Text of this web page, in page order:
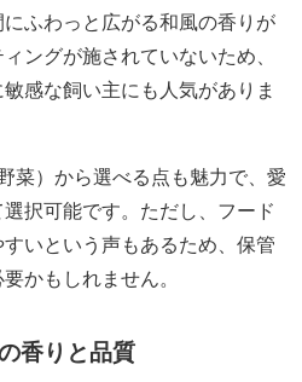
ふわっと広がる和風の香りが
ングが施されていないため、
感な飼い主にも人気がありま
菜）から選べる点も魅力で、愛
択可能です。ただし、フード
いという声もあるため、保管
かもしれません。
香りと品質